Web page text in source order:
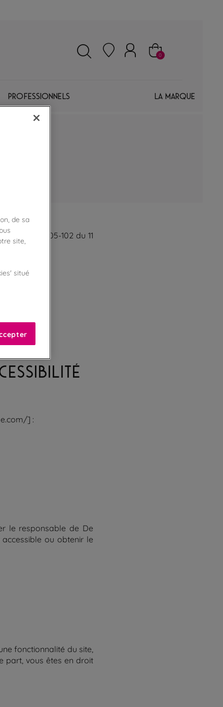
0
Professionnels La marque
la loi n°2005-102 du 11
] :
le responsable de De
ou obtenir le
fonctionnalité du site,
part, vous êtes en droit
de sa
site,
situé